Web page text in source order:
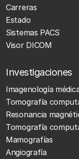
Carreras
Estado
Sistemas PACS
Visor DICOM
Investigaciones
Imagenología
Tomografía
Resonancia
Tomografía
Mamografías
Angiografía